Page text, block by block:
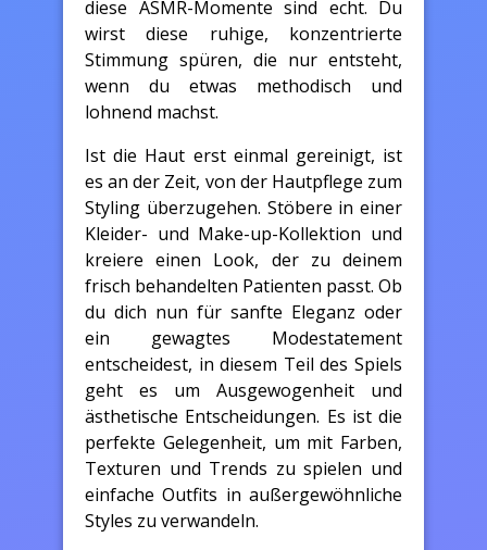
diese ASMR-Momente sind echt. Du
wirst diese ruhige, konzentrierte
Stimmung spüren, die nur entsteht,
wenn du etwas methodisch und
lohnend machst.
Ist die Haut erst einmal gereinigt, ist
es an der Zeit, von der Hautpflege zum
Styling überzugehen. Stöbere in einer
Kleider- und Make-up-Kollektion und
kreiere einen Look, der zu deinem
frisch behandelten Patienten passt. Ob
du dich nun für sanfte Eleganz oder
ein gewagtes Modestatement
entscheidest, in diesem Teil des Spiels
geht es um Ausgewogenheit und
ästhetische Entscheidungen. Es ist die
perfekte Gelegenheit, um mit Farben,
Texturen und Trends zu spielen und
einfache Outfits in außergewöhnliche
Styles zu verwandeln.